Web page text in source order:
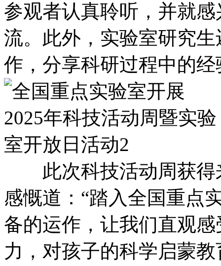
参观者认真聆听，并就
流。此外，实验室研究
作，分享科研过程中的
此次科技活动周获得
感慨道：“踏入全国重点
备的运作，让我们直观
力，对孩子的科学启蒙